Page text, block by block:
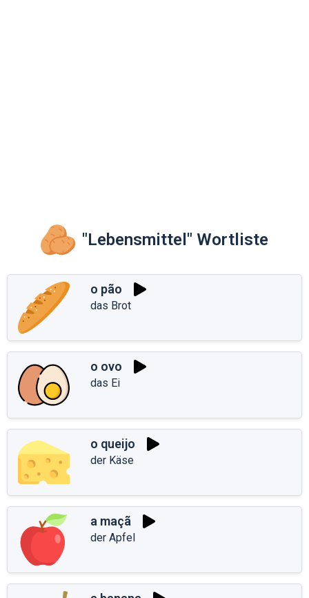
"Lebensmittel" Wortliste
o pão
das Brot
o ovo
das Ei
o queijo
der Käse
a maçã
der Apfel